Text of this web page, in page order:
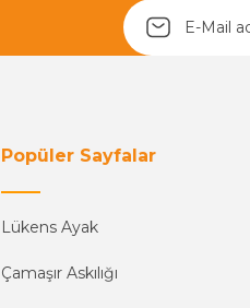
Popüler Sayfalar
Lükens Ayak
Çamaşır Askılığı